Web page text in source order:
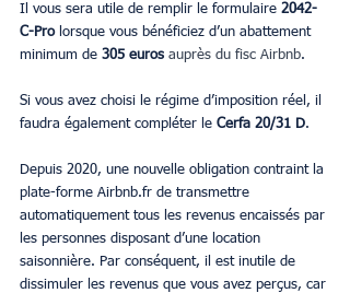
Il vous sera utile de remplir le formulaire 2042-
C-Pro lorsque vous bénéficiez d’un abattement
minimum de 305 euros auprès du fisc Airbnb.
Si vous avez choisi le régime d’imposition réel, il
faudra également compléter le Cerfa 20/31 D.
Depuis 2020, une nouvelle obligation contraint la
plate-forme Airbnb.fr de transmettre
automatiquement tous les revenus encaissés par
les personnes disposant d’une location
saisonnière. Par conséquent, il est inutile de
dissimuler les revenus que vous avez perçus, car